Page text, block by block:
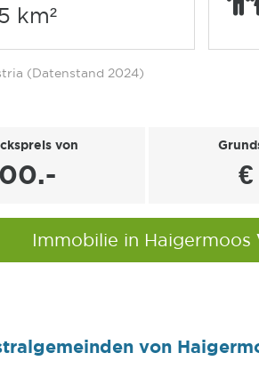
km²
(Datenstand 2024)
von
Immobilie in Haigermoos
von